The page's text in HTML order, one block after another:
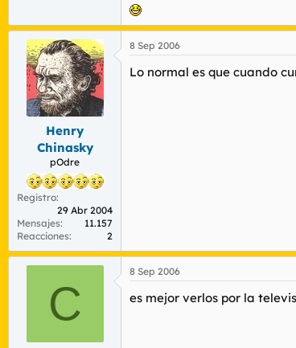
Henry
Chinasky
pOdre
Registro
29 Abr 2004
Mensajes
11.157
Reacciones
2
8 Sep 2006
Lo normal es que cuando
C
8 Sep 2006
es mejor verlos por la